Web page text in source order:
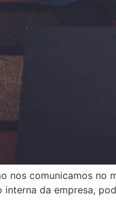
nos comunicamos no
interna da empresa,